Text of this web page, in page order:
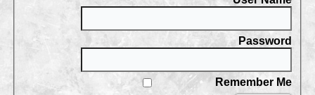
Password
Remember Me